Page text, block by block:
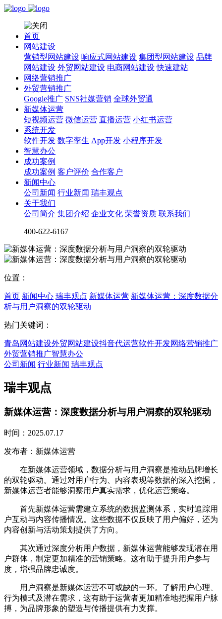
首页
网站建设
营销型网站建设 响应式网站建设 集团型网站建设 品牌
网站建设 外贸网站建设 电商网站建设 快速建站
网络营销推广
外贸营销推广
Google推广 SNS社媒营销 全球外贸通
新媒体运营
短视频运营 微信运营 直播运营 小红书运营
系统开发
软件开发 数字孪生 App开发 小程序开发
智慧办公
成功案例
成功案例 客户评价 合作客户
新闻中心
公司新闻 行业新闻 瑞丰观点
关于我们
公司简介 集团介绍 企业文化 荣誉资质 联系我们
400-622-6167
位置：
首页 新闻中心 瑞丰观点 新媒体运营 新媒体运营：深度数据分
析与用户洞察的双轮驱动
热门关键词：
青岛网站建设外贸网站建设抖音代运营软件开发网络营销推广
外贸营销推广智慧办公
公司新闻 行业新闻 瑞丰观点
瑞丰观点
新媒体运营：深度数据分析与用户洞察的双轮驱动
时间：2025.07.17
发布者：新媒体运营
在新媒体运营领域，数据分析与用户洞察是推动品牌增长
的双轮驱动。通过对用户行为、内容表现等数据的深入挖掘，
新媒体运营者能够洞察用户真实需求，优化运营策略。
首先新媒体运营需建立系统的数据监测体系，实时追踪用
户互动与内容传播情况。这些数据不仅反映了用户偏好，还为
内容创新与活动策划提供了方向。
其次通过深度分析用户数据，新媒体运营能够发现潜在用
户群体，制定更加精准的营销策略。这有助于提升用户参与
度，增强品牌忠诚度。
用户洞察是新媒体运营不可或缺的一环。了解用户心理、
行为模式及潜在需求，这有助于运营者更加精准地把握用户脉
搏，为品牌形象的塑造与传播提供有力支撑。